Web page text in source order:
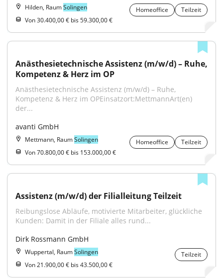
Hilden, RaumSolingen Homeoffice
Teilzeit
Von 30.400,00 € bis 59.300,00 €
Anästhesietechnische Assistenz (m/w/d) – Ruhe,
Kompetenz & Herz im OP
Anästhesietechnische Assistenz (m/w/d) – Ruhe,
Kompetenz & Herz im OPEinsatzort:MettmannArt(en)
der...
avanti GmbH
Mettmann, RaumSolingen Homeoffice
Teilzeit
Von 70.800,00 € bis 153.000,00 €
Assistenz (m/w/d) der Filialleitung Teilzeit
Reibungslose Abläufe, motivierte Mitarbeiter, glückliche
Kunden: Damit in der Filiale alles rund...
Dirk Rossmann GmbH
Wuppertal, RaumSolingen
Teilzeit
Von 21.900,00 € bis 43.500,00 €